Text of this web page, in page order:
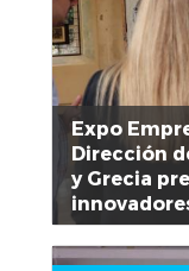
Expo
Dirección
y Grecia